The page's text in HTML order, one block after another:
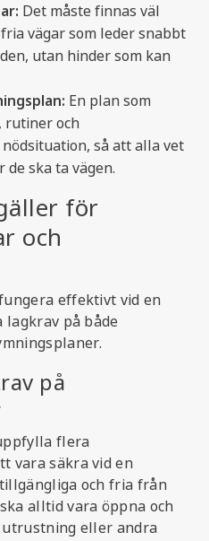
Det måste finnas väl
vägar som leder snabbt
utan hinder som kan
En plan som
rutiner och
så att alla vet
de ska ta vägen.
för
och
effektivt vid en
på både
på
flera
vara säkra vid en
och fria från
alltid vara öppna och
eller andra